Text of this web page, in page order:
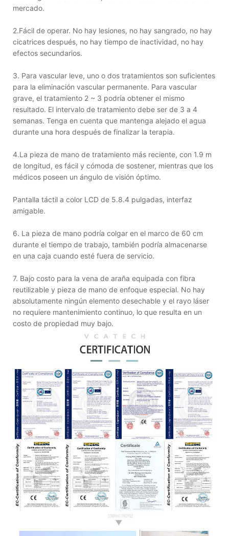
mercado.
2.Fácil de operar. No hay lesiones, no hay sangrado, no hay
cicatrices después, no hay tiempo de inactividad, no hay
efectos secundarios.
3. Para vascular leve, uno o dos tratamientos son suficientes
para la eliminación vascular permanente. Para vascular
grave, el tratamiento 2 ~ 3 podría obtener el mismo
resultado. El intervalo de tratamiento debe ser de 3 a 4
semanas. Tenga en cuenta que mantenga alejado el agua
durante una hora después de finalizar la terapia.
4.La pieza de mano de tratamiento más reciente, con 1.9 m
de longitud, es fácil y cómoda de sostener, mientras que los
médicos poseen un ángulo de visión óptimo.
Pantalla táctil a color LCD de 5.8.4 pulgadas, interfaz
amigable.
6. La pieza de mano podría colgar en el marco de 60 cm
durante el tiempo de trabajo, también podría almacenarse
en una caja cuando esté fuera de servicio.
7. Bajo costo para la vena de araña equipada con fibra
reutilizable y pieza de mano de enfoque especial. No hay
absolutamente ningún elemento desechable y el rayo láser
no requiere mantenimiento continuo, lo que resulta en un
costo de propiedad muy bajo.